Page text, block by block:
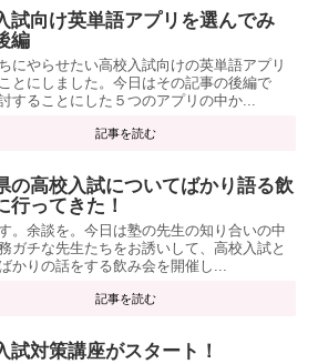
試向け英単語アプリを選んでみ
編
にやらせたい高校入試向けの英単語アプリ
とにしました。今日はその記事の後編で
することにした５つのアプリの中か...
記事を読む
の高校入試についてばかり語る飲
行ってきた！
。余談を。今日は塾の先生の知り合いの中
ガチな先生たちをお誘いして、高校入試と
かりの話をする飲み会を開催し...
記事を読む
試対策講座がスタート！